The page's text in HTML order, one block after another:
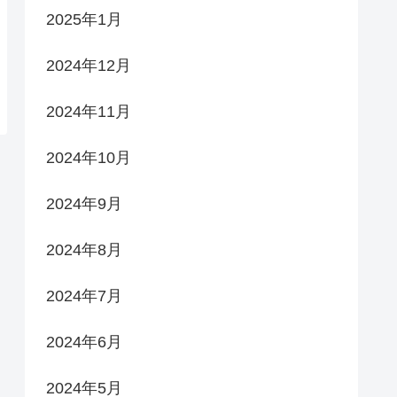
2025年1月
2024年12月
2024年11月
2024年10月
2024年9月
2024年8月
2024年7月
2024年6月
2024年5月